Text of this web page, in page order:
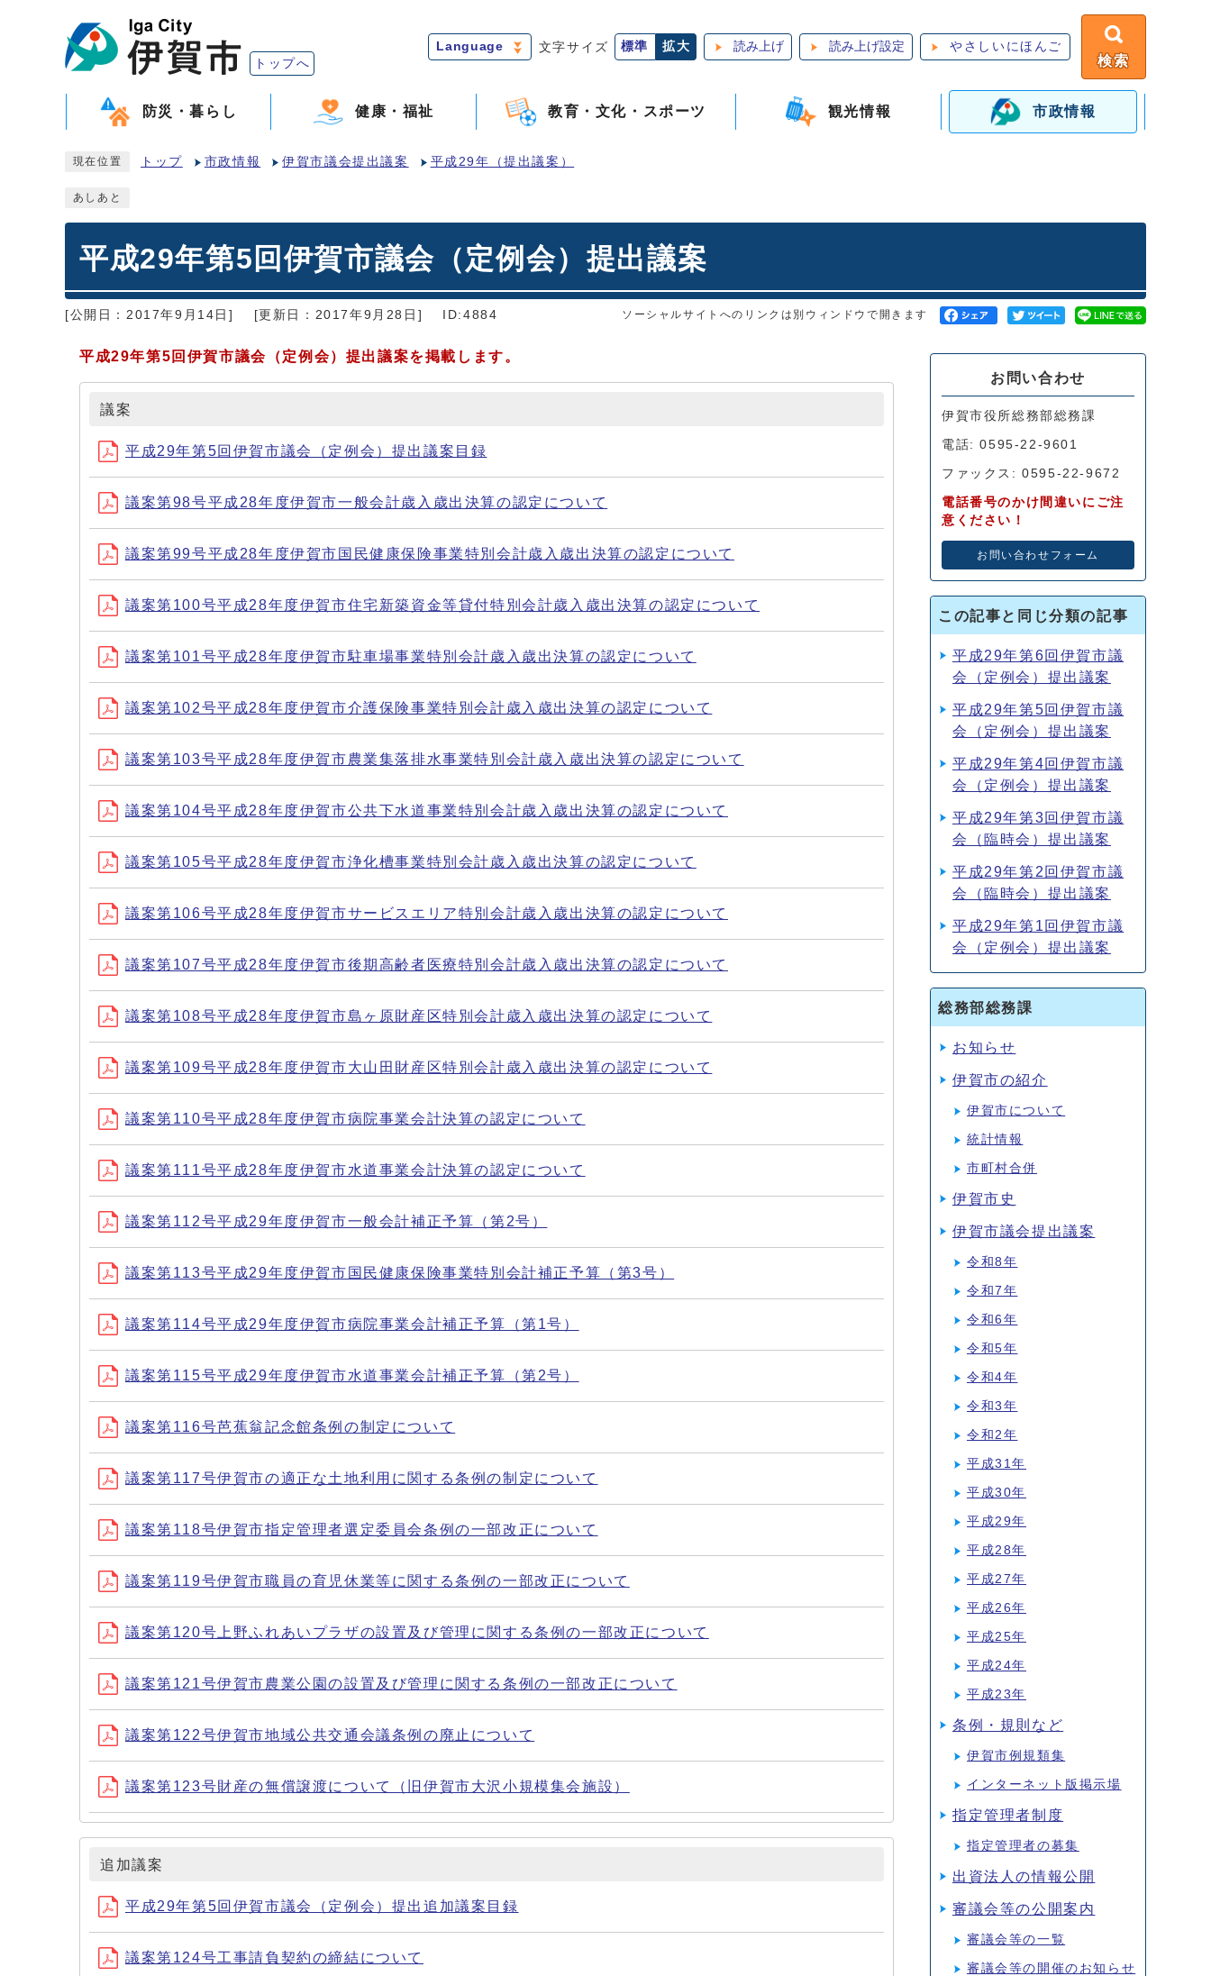
トップへ
Language 文字サイズ 標準 拡大 読み上げ 読み上げ設定 やさしいにほんご
検索
防災・暮らし 健康・福祉 教育・文化・スポーツ 観光情報 市政情報
現在位置 トップ 市政情報 伊賀市議会提出議案 平成29年（提出議案）
あしあと
平成29年第5回伊賀市議会（定例会）提出議案
[公開日：2017年9月14日] [更新日：2017年9月28日] ID:4884 ソーシャルサイトへのリンクは別ウィンドウで開きます
平成29年第5回伊賀市議会（定例会）提出議案を掲載します。
議案
平成29年第5回伊賀市議会（定例会）提出議案目録
議案第98号平成28年度伊賀市一般会計歳入歳出決算の認定について
議案第99号平成28年度伊賀市国民健康保険事業特別会計歳入歳出決算の認定について
議案第100号平成28年度伊賀市住宅新築資金等貸付特別会計歳入歳出決算の認定について
議案第101号平成28年度伊賀市駐車場事業特別会計歳入歳出決算の認定について
議案第102号平成28年度伊賀市介護保険事業特別会計歳入歳出決算の認定について
議案第103号平成28年度伊賀市農業集落排水事業特別会計歳入歳出決算の認定について
議案第104号平成28年度伊賀市公共下水道事業特別会計歳入歳出決算の認定について
議案第105号平成28年度伊賀市浄化槽事業特別会計歳入歳出決算の認定について
議案第106号平成28年度伊賀市サービスエリア特別会計歳入歳出決算の認定について
議案第107号平成28年度伊賀市後期高齢者医療特別会計歳入歳出決算の認定について
議案第108号平成28年度伊賀市島ヶ原財産区特別会計歳入歳出決算の認定について
議案第109号平成28年度伊賀市大山田財産区特別会計歳入歳出決算の認定について
議案第110号平成28年度伊賀市病院事業会計決算の認定について
議案第111号平成28年度伊賀市水道事業会計決算の認定について
議案第112号平成29年度伊賀市一般会計補正予算（第2号）
議案第113号平成29年度伊賀市国民健康保険事業特別会計補正予算（第3号）
議案第114号平成29年度伊賀市病院事業会計補正予算（第1号）
議案第115号平成29年度伊賀市水道事業会計補正予算（第2号）
議案第116号芭蕉翁記念館条例の制定について
議案第117号伊賀市の適正な土地利用に関する条例の制定について
議案第118号伊賀市指定管理者選定委員会条例の一部改正について
議案第119号伊賀市職員の育児休業等に関する条例の一部改正について
議案第120号上野ふれあいプラザの設置及び管理に関する条例の一部改正について
議案第121号伊賀市農業公園の設置及び管理に関する条例の一部改正について
議案第122号伊賀市地域公共交通会議条例の廃止について
議案第123号財産の無償譲渡について（旧伊賀市大沢小規模集会施設）
追加議案
平成29年第5回伊賀市議会（定例会）提出追加議案目録
議案第124号工事請負契約の締結について
お問い合わせ
伊賀市役所総務部総務課
電話: 0595-22-9601
ファックス: 0595-22-9672
電話番号のかけ間違いにご注
意ください！
お問い合わせフォーム
この記事と同じ分類の記事
平成29年第6回伊賀市議
会（定例会）提出議案
平成29年第5回伊賀市議
会（定例会）提出議案
平成29年第4回伊賀市議
会（定例会）提出議案
平成29年第3回伊賀市議
会（臨時会）提出議案
平成29年第2回伊賀市議
会（臨時会）提出議案
平成29年第1回伊賀市議
会（定例会）提出議案
総務部総務課
お知らせ
伊賀市の紹介
伊賀市について
統計情報
市町村合併
伊賀市史
伊賀市議会提出議案
令和8年
令和7年
令和6年
令和5年
令和4年
令和3年
令和2年
平成31年
平成30年
平成29年
平成28年
平成27年
平成26年
平成25年
平成24年
平成23年
条例・規則など
伊賀市例規類集
インターネット版掲示場
指定管理者制度
指定管理者の募集
出資法人の情報公開
審議会等の公開案内
審議会等の一覧
審議会等の開催のお知らせ